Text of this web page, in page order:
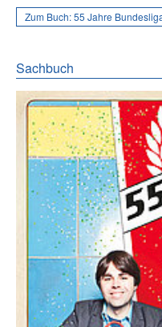
Zum Buch:55 Jahre
Sachbuch